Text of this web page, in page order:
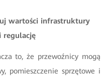
wartości infrastruktury
regulację
to, że przewoźnicy mogą
pomieszczenie sprzętowe i